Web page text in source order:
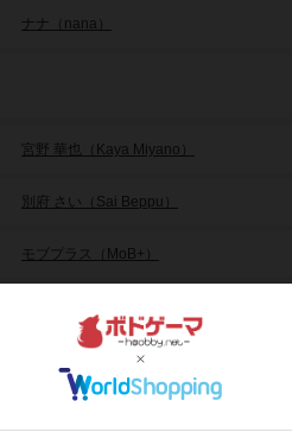
ナナ（nana）
宮野 華也（Kaya Miyano）
別府 さい（Sai Beppu）
モブプラス（MoB+）